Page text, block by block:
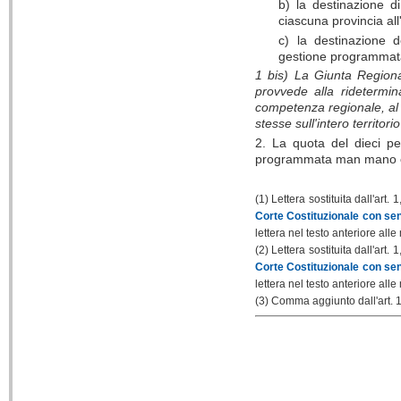
b) la destinazione
ciascuna provincia
c) la destinazione
gestione
1 bis) La Giunta
provvede alla
competenza regionale,
stesse sull'intero
2. La quota del dieci
programmata man
(1) Lettera sostituitadall'art.
Corte Costituzionale con
lettera nel testo anteriore
(2) Lettera sostituitadall'art.
Corte Costituzionale con
lettera nel testo anteriore
(3) Comma aggiunto dall'art.